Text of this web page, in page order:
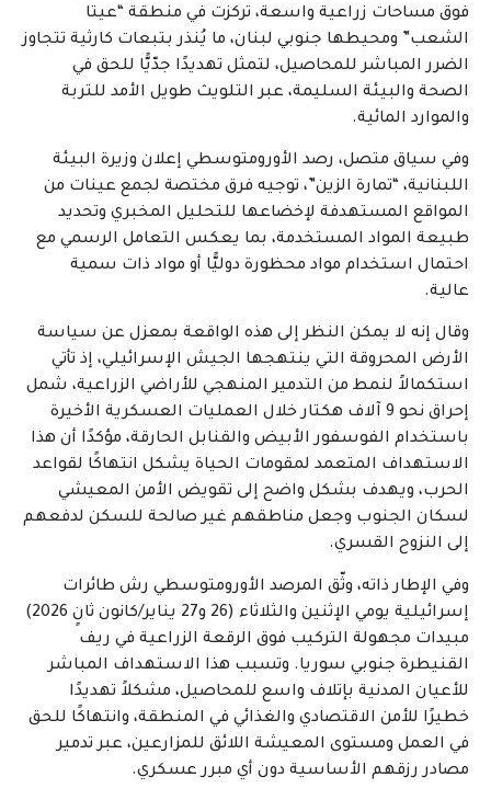
فوق مساحات زراعية واسعة، تركزت في منطقة “عيتا
الشعب” ومحيطها جنوبي لبنان، ما يُنذر بتبعات كارثية تتجاوز
الضرر المباشر للمحاصيل، لتمثل تهديدًا جدّيًّا للحق في
الصحة والبيئة السليمة، عبر التلويث طويل الأمد للتربة
والموارد المائية.
وفي سياق متصل، رصد الأورومتوسطي إعلان وزيرة البيئة
اللبنانية، “تمارة الزين”، توجيه فرق مختصة لجمع عينات من
المواقع المستهدفة لإخضاعها للتحليل المخبري وتحديد
طبيعة المواد المستخدمة، بما يعكس التعامل الرسمي مع
احتمال استخدام مواد محظورة دوليًّا أو مواد ذات سمية
عالية.
وقال إنه لا يمكن النظر إلى هذه الواقعة بمعزل عن سياسة
الأرض المحروقة التي ينتهجها الجيش الإسرائيلي، إذ تأتي
استكمالاً لنمط من التدمير المنهجي للأراضي الزراعية، شمل
إحراق نحو 9 آلاف هكتار خلال العمليات العسكرية الأخيرة
باستخدام الفوسفور الأبيض والقنابل الحارقة، مؤكدًا أن هذا
الاستهداف المتعمد لمقومات الحياة يشكل انتهاكًا لقواعد
الحرب، ويهدف بشكل واضح إلى تقويض الأمن المعيشي
لسكان الجنوب وجعل مناطقهم غير صالحة للسكن لدفعهم
إلى النزوح القسري.
وفي الإطار ذاته، وثّق المرصد الأورومتوسطي رش طائرات
إسرائيلية يومي الإثنين والثلاثاء (26 و27 يناير/كانون ثانٍ 2026)
مبيدات مجهولة التركيب فوق الرقعة الزراعية في ريف
القنيطرة جنوبي سوريا. وتسبب هذا الاستهداف المباشر
للأعيان المدنية بإتلاف واسع للمحاصيل، مشكلاً تهديدًا
خطيرًا للأمن الاقتصادي والغذائي في المنطقة، وانتهاكًا للحق
في العمل ومستوى المعيشة اللائق للمزارعين، عبر تدمير
مصادر رزقهم الأساسية دون أي مبرر عسكري.